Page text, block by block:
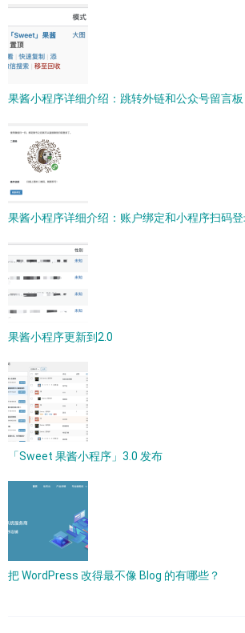
果酱小程序详细介绍：跳转外链和公众号留言板
果酱小程序详细介绍：账户绑定和小程序扫码
果酱小程序更新到2.0
「Sweet 果酱小程序」3.0 发布
把 WordPress 改得最不像 Blog 的有哪些？